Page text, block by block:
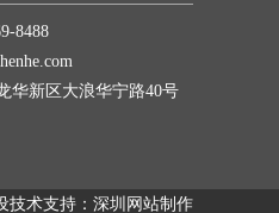
8488
华新区大浪华宁路40号
技术支持： 深圳网站制作